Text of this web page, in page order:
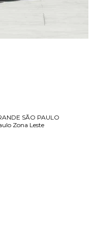
SÃO PAULO
Zona Leste